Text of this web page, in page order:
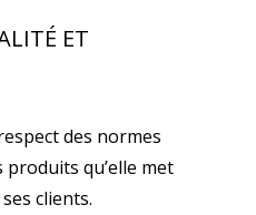
ET
des normes
qu’elle met
clients.